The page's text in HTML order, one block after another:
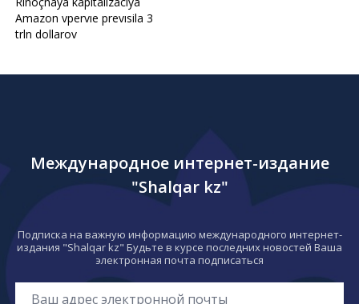
Amazon vpervıe prevısila 3
trln dollarov
Международное интернет-издание
"Shalqar kz"
Подписка на важную информацию международного интернет-
издания "Shalqar kz" Будьте в курсе последних новостей Ваша
электронная почта подписаться